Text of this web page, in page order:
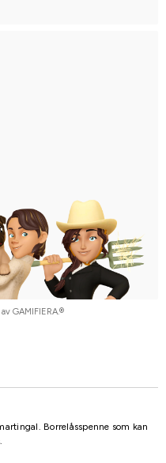
GAMIFIERA.®
Borrelåsspenne som kan